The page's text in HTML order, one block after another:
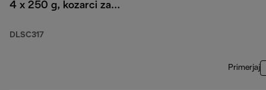
4 x 250 g, kozarci za
vodni filter
DLSC317
Primerjaj